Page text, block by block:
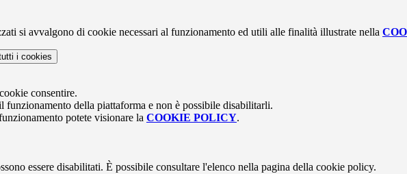
si avvalgono di cookie necessari al funzionamento ed utili alle finalità illustrate nella
i cookies
consentire.
funzionamento della piattaforma e non è possibile disabilitarli.
potete visionare la COOKIE POLICY.
essere disabilitati. È possibile consultare l'elenco nella pagina della cookie policy.